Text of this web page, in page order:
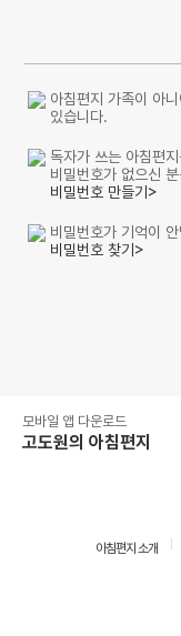
아침편지 가족이 아
있습니다.
독자가 쓰는 아침편
비밀번호가 없으신
비밀번호 만들기>
비밀번호가 기억이
비밀번호 찾기>
모바일 앱 다운로드
고도원의 아침편지
아침편지 소개